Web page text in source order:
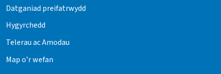
Datganiad preifatrwydd
Hygyrchedd
Telerau ac Amodau
Map o’r wefan